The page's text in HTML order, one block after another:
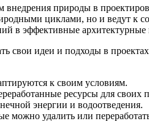
природы в
циклами, но и ведут
в эффективные архитектурные
свои идеи и подходы в
к своим условиям.
ресурсы для своих
энергии и водоотведения.
можно удалить или